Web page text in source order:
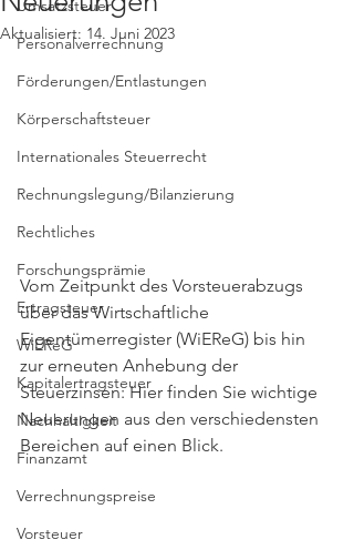
Umsatzsteuer
Personalverrechnung
Förderungen/Entlastungen
Körperschaftsteuer
Internationales Steuerrecht
Rechnungslegung/Bilanzierung
Rechtliches
Forschungsprämie
Ertragsteuer
WiEReG
Kapitalertragsteuer
Nachhaltigkeit
Finanzamt
Verrechnungspreise
Vorsteuer
Aktualisiert: 14. Juni 2023
Vom Zeitpunkt des Vorsteuerabzugs
über das Wirtschaftliche
Eigentümerregister (WiEReG) bis hin
zur erneuten Anhebung der
Steuerzinsen: Hier finden Sie wichtige
Neuerungen aus den verschiedensten
Bereichen auf einen Blick.